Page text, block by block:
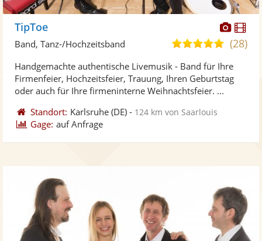
Fotos
TipToe
5,0
5
Sternen
(28)
Band, Tanz-/Hochzeitsband
Handgemachte authentische Livemusik - Band für Ihre
Firmenfeier, Hochzeitsfeier, Trauung, Ihren Geburtstag
oder auch für Ihre firmeninterne Weihnachtsfeier. ...
Standort: Karlsruhe (DE) - 124 km von Saarlouis
Gage: auf Anfrage